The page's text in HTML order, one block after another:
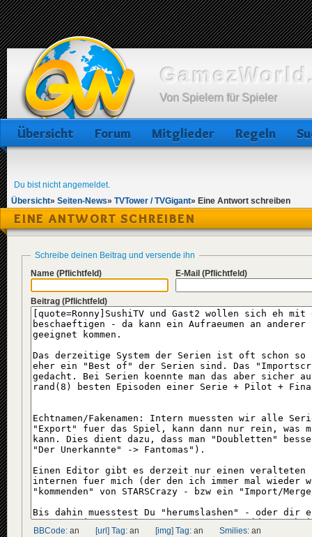
Von Spielern für Spieler
Übersicht Forum Mitglieder Regeln
Du bist nicht angemeldet.
Übersicht» Seiten-News» TVTower / TVGigant» Eine Antwort schreiben
EINE ANTWORT SCHREIBEN
Schreibe deinen Beitrag und versende ihn
Name (Pflichtfeld) E-Mail (Pflichtfeld)
Beitrag (Pflichtfeld)
BBCode: an [url] Tag: an [img] Tag: an Smilies: an